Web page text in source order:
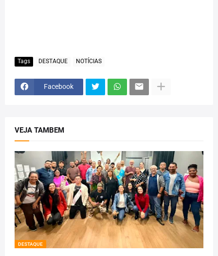
Tags DESTAQUE NOTÍCIAS
Facebook
VEJA TAMBEM
DESTAQUE